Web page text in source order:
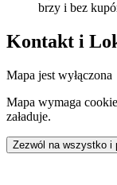
brzy i bez
Kontakt i
Mapa jest wyłączona
Mapa wymaga
załaduje.
Zezwól na wszystko i